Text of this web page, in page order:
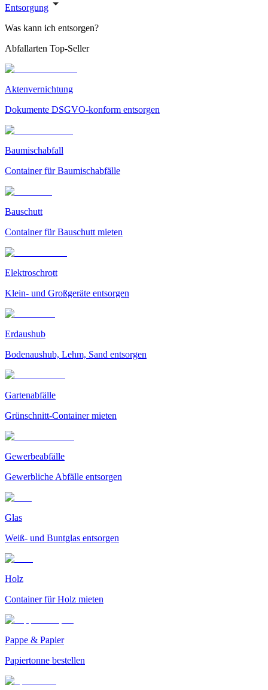
Entsorgung
Was kann ich entsorgen?
Abfallarten Top-Seller
Aktenvernichtung
Dokumente DSGVO-konform entsorgen
Baumischabfall
Container für Baumischabfälle
Bauschutt
Container für Bauschutt mieten
Elektroschrott
Klein- und Großgeräte entsorgen
Erdaushub
Bodenaushub, Lehm, Sand entsorgen
Gartenabfälle
Grünschnitt-Container mieten
Gewerbeabfälle
Gewerbliche Abfälle entsorgen
Glas
Weiß- und Buntglas entsorgen
Holz
Container für Holz mieten
Pappe & Papier
Papiertonne bestellen